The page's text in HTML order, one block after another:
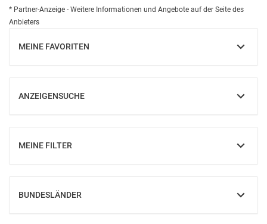
* Partner-Anzeige - Weitere Informationen und Angebote auf der Seite des
Anbieters
MEINE FAVORITEN
EINBLENDEN
ANZEIGENSUCHE
EINBLENDEN
MEINE FILTER
EINBLENDEN
BUNDESLÄNDER
EINBLENDEN